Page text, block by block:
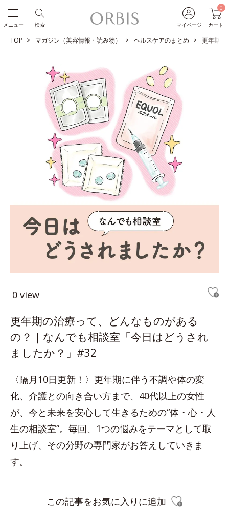
マイページ
0
カート
検索
メニュー
TOP マガジン（美容情報・読み物） ヘルスケアのまとめ 更年期の
0 view
更年期の治療って、どんなものがある
の？｜なんでも相談室「今日はどうされ
ましたか？」#32
〈隔月10日更新！〉更年期に伴う不調や体の変
化、介護との向き合い方まで、40代以上の女性
が、今と未来を安心して生きるための“体・心・人
生の相談室”。毎回、1つの悩みをテーマとして取
り上げ、その分野の専門家がお答えしていきま
す。
この記事をお気に入りに追加